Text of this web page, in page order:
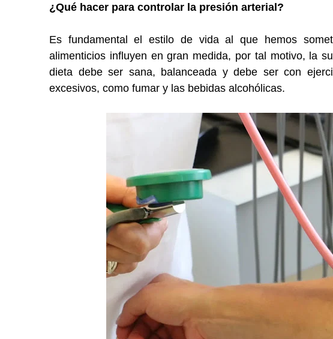
¿Qué hacer para controlar la presión arterial?
Es fundamental el estilo de vida al que hemos
alimenticios influyen en gran medida, por tal motivo, la
dieta debe ser sana, balanceada y debe ser con
excesivos, como fumar y las bebidas alcohólicas.